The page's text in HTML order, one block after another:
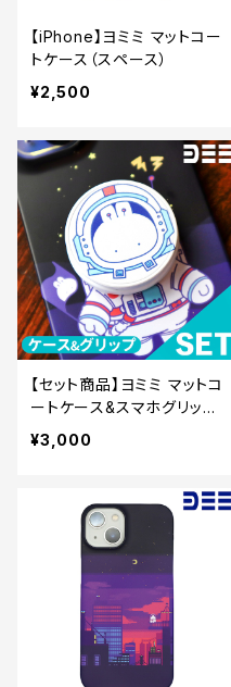
【iPhone】ヨミミ マットコー
トケース（スペース）
¥2,500
【セット商品】ヨミミ マットコ
ートケース&スマホグリップ
セット（スペース）
¥3,000